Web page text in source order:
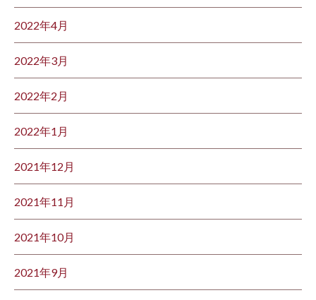
2022年4月
2022年3月
2022年2月
2022年1月
2021年12月
2021年11月
2021年10月
2021年9月